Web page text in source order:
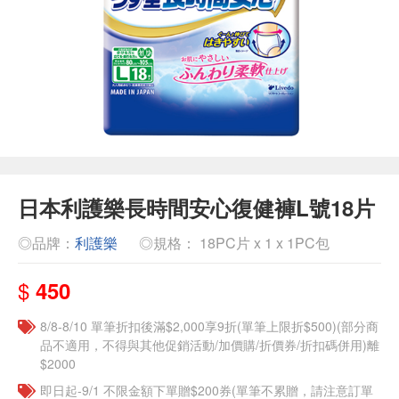
日本利護樂長時間安心復健褲L號18片
◎品牌： 利護樂 ◎規格： 18PC片 x 1 x 1PC包
$ 450
8/8-8/10 單筆折扣後滿$2,000享9折(單筆上限折$500)(部分商
品不適用，不得與其他促銷活動/加價購/折價券/折扣碼併用)離
$2000
即日起-9/1 不限金額下單贈$200券(單筆不累贈，請注意訂單